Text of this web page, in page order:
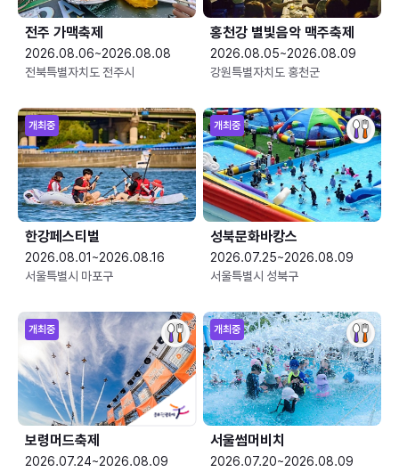
전주 가맥축제
2026.08.06~2026.08.08
전북특별자치도 전주시
홍천강 별빛음악 맥주축제
2026.08.05~2026.08.09
강원특별자치도 홍천군
개최중
한강페스티벌
2026.08.01~2026.08.16
서울특별시 마포구
개최중
성북문화바캉스
2026.07.25~2026.08.09
서울특별시 성북구
개최중
보령머드축제
2026.07.24~2026.08.09
개최중
서울썸머비치
2026.07.20~2026.08.09